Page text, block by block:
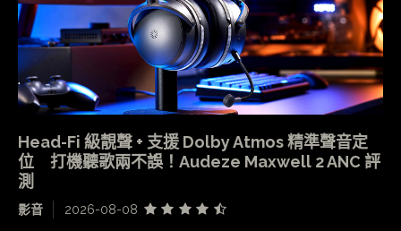
Head-Fi 級靚聲 + 支援 Dolby Atmos 精準聲音定
位 打機聽歌兩不誤！Audeze Maxwell 2 ANC 評
測
影音 2026-08-08